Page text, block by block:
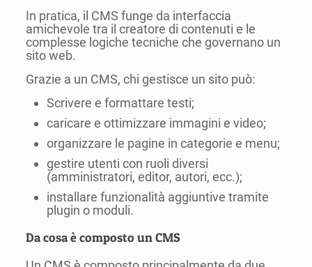
In pratica, il CMS funge da interfaccia
amichevole tra il creatore di contenuti e le
complesse logiche tecniche che governano un
sito web.
Grazie a un CMS, chi gestisce un sito può:
Scrivere e formattare testi;
caricare e ottimizzare immagini e video;
organizzare le pagine in categorie e menu;
gestire utenti con ruoli diversi
(amministratori, editor, autori, ecc.);
installare funzionalità aggiuntive tramite
plugin o moduli.
Da cosa è composto un CMS